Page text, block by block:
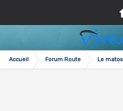
Accueil Forum Route Le matos